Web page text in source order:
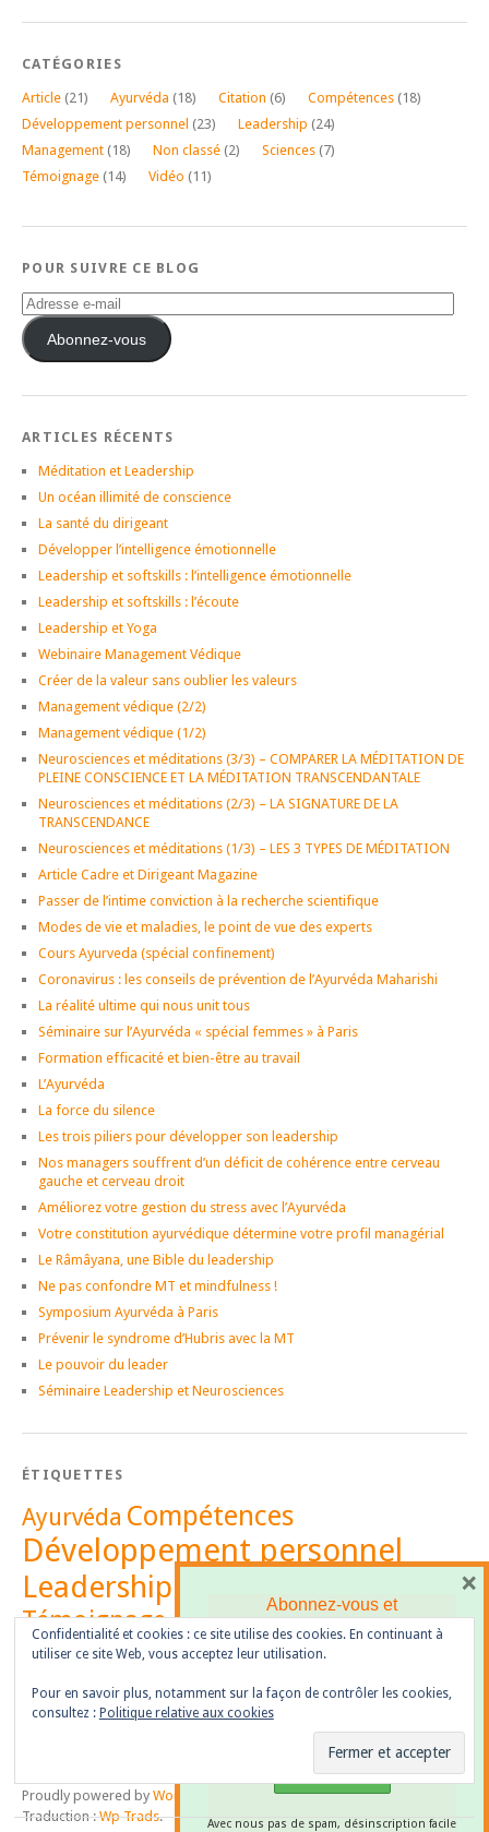
CATÉGORIES
Article (21) Ayurvéda (18) Citation (6) Compétences (18)
Développement personnel (23) Leadership (24)
Management (18) Non classé (2) Sciences (7)
Témoignage (14) Vidéo (11)
POUR SUIVRE CE BLOG
Adresse
e-
mail Abonnez-vous
ARTICLES RÉCENTS
Méditation et Leadership
Un océan illimité de conscience
La santé du dirigeant
Développer l’intelligence émotionnelle
Leadership et softskills : l’intelligence émotionnelle
Leadership et softskills : l’écoute
Leadership et Yoga
Webinaire Management Védique
Créer de la valeur sans oublier les valeurs
Management védique (2/2)
Management védique (1/2)
Neurosciences et méditations (3/3) – COMPARER LA MÉDITATION DE
PLEINE CONSCIENCE ET LA MÉDITATION TRANSCENDANTALE
Neurosciences et méditations (2/3) – LA SIGNATURE DE LA
TRANSCENDANCE
Neurosciences et méditations (1/3) – LES 3 TYPES DE MÉDITATION
Article Cadre et Dirigeant Magazine
Passer de l’intime conviction à la recherche scientifique
Modes de vie et maladies, le point de vue des experts
Cours Ayurveda (spécial confinement)
Coronavirus : les conseils de prévention de l’Ayurvéda Maharishi
La réalité ultime qui nous unit tous
Séminaire sur l’Ayurvéda « spécial femmes » à Paris
Formation efficacité et bien-être au travail
L’Ayurvéda
La force du silence
Les trois piliers pour développer son leadership
Nos managers souffrent d’un déficit de cohérence entre cerveau
gauche et cerveau droit
Améliorez votre gestion du stress avec l’Ayurvéda
Votre constitution ayurvédique détermine votre profil managérial
Le Râmâyana, une Bible du leadership
Ne pas confondre MT et mindfulness !
Symposium Ayurvéda à Paris
Prévenir le syndrome d’Hubris avec la MT
Le pouvoir du leader
Séminaire Leadership et Neurosciences
ÉTIQUETTES
Ayurvéda Compétences
Développement personnel
Leadership
Témoignage
Proudly powered by WordPress Thème : Yoko parElmastudio
Traduction :Wp Trads.
Confidentialité et cookies : ce site utilise des cookies. En continuant à
utiliser ce site Web, vous acceptez leur utilisation.
Pour en savoir plus, notamment sur la façon de contrôler les cookies,
consultez : Politique relative aux cookies
Abonnez-vous et
recevez
notre newsletter
Avec nous pas de spam, désinscription facile
×